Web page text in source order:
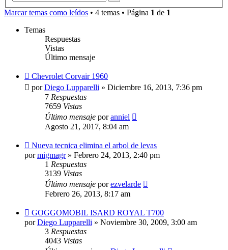
Marcar temas como leídos • 4 temas • Página 1 de 1
Temas
Respuestas
Vistas
Último mensaje
Chevrolet Corvair 1960
porDiego Lupparelli » Diciembre 16, 2013, 7:36 pm
7 Respuestas
7659 Vistas
Último mensaje poranniel
Agosto 21, 2017, 8:04 am
Nueva tecnica elimina el arbol de levas
pormigmagr» Febrero 24, 2013, 2:40 pm
1 Respuestas
3139 Vistas
Último mensaje porezvelarde
Febrero 26, 2013, 8:17 am
GOGGOMOBIL ISARD ROYAL T700
porDiego Lupparelli » Noviembre 30, 2009, 3:00 am
3 Respuestas
4043 Vistas